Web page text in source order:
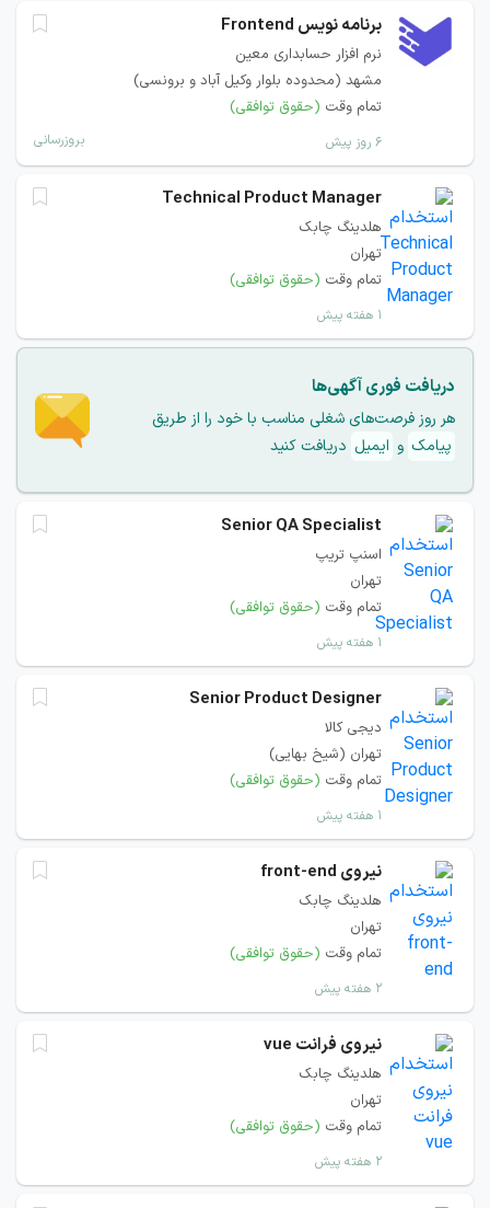
برنامه نویس Frontend
نرم افزار حسابداری معین
مشهد (محدوده بلوار وکیل آباد و برونسی)
تمام وقت (حقوق توافقی)
۶ روز پیش بروزرسانی
Technical Product Manager
هلدینگ چابک
تهران
تمام وقت (حقوق توافقی)
۱ هفته پیش
دریافت فوری آگهی‌ها
هر روز فرصت‌های شغلی مناسب با خود را از طریق
پیامک و ایمیل دریافت کنید
Senior QA Specialist
اسنپ تریپ
تهران
تمام وقت (حقوق توافقی)
۱ هفته پیش
Senior Product Designer
دیجی کالا
تهران (شیخ بهایی)
تمام وقت (حقوق توافقی)
۱ هفته پیش
نیروی front-end
هلدینگ چابک
تهران
تمام وقت (حقوق توافقی)
۲ هفته پیش
نیروی فرانت vue
هلدینگ چابک
تهران
تمام وقت (حقوق توافقی)
۲ هفته پیش